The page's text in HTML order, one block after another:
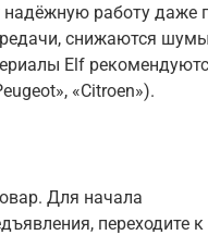
надёжную работу даже
снижаются
Elf
«Citroen»).
Для начала
переходите к